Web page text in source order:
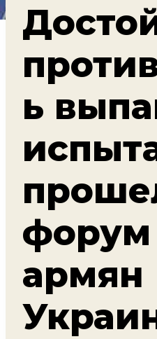
ь
форум
армян